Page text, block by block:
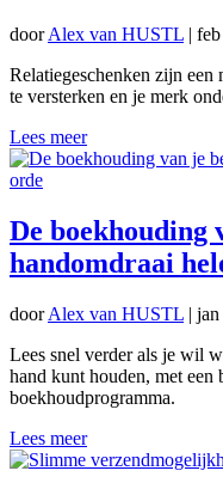
doorAlex van HUSTL |
Relatiegeschenken zijn een
te versterken en je merk
Lees meer
De boekhouding
handomdraai
doorAlex van HUSTL |
Lees snel verder als je wil
hand kunt houden, met een
boekhoudprogramma.
Lees meer